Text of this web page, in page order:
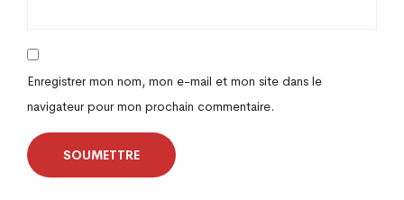
Enregistrer mon nom, mon e-mail et mon site dans le
navigateur pour mon prochain commentaire.